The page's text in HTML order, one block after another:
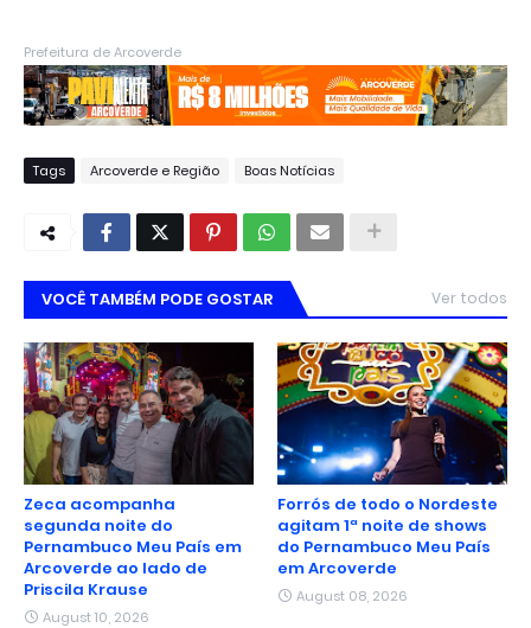
Prefeitura de Arcoverde
Tags Arcoverde e Região Boas Notícias
VOCÊ TAMBÉM PODE GOSTAR Ver todos
Zeca acompanha
segunda noite do
Pernambuco Meu País em
Arcoverde ao lado de
Priscila Krause
August 10, 2026
Forrós de todo o Nordeste
agitam 1ª noite de shows
do Pernambuco Meu País
em Arcoverde
August 08, 2026